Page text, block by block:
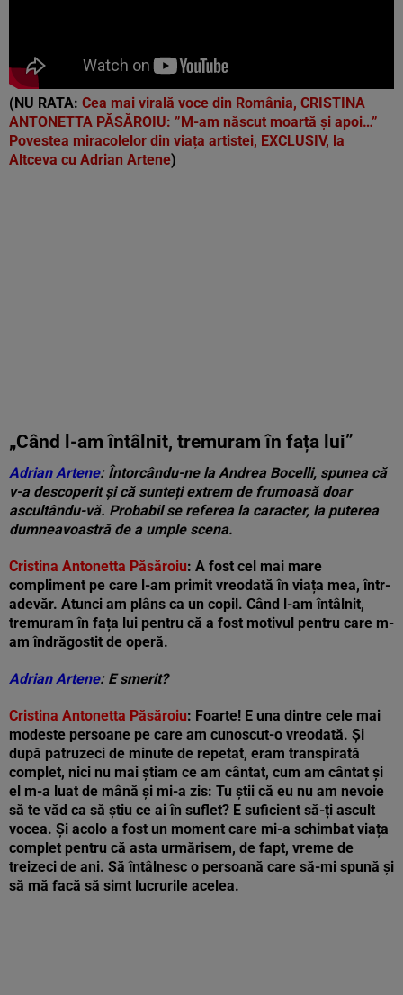
(NU RATA: Cea mai virală voce din România, CRISTINA
ANTONETTA PĂSĂROIU: ”M-am născut moartă și apoi…”
Povestea miracolelor din viața artistei, EXCLUSIV, la
Altceva cu Adrian Artene)
„Când l-am întâlnit, tremuram în fața lui”
Adrian Artene: Întorcându-ne la Andrea Bocelli, spunea că
v-a descoperit și că sunteți extrem de frumoasă doar
ascultându-vă. Probabil se referea la caracter, la puterea
dumneavoastră de a umple scena.
Cristina Antonetta Păsăroiu: A fost cel mai mare
compliment pe care l-am primit vreodată în viața mea, într-
adevăr. Atunci am plâns ca un copil. Când l-am întâlnit,
tremuram în fața lui pentru că a fost motivul pentru care m-
am îndrăgostit de operă.
Adrian Artene: E smerit?
Cristina Antonetta Păsăroiu: Foarte! E una dintre cele mai
modeste persoane pe care am cunoscut-o vreodată. Și
după patruzeci de minute de repetat, eram transpirată
complet, nici nu mai știam ce am cântat, cum am cântat și
el m-a luat de mână și mi-a zis: Tu știi că eu nu am nevoie
să te văd ca să știu ce ai în suflet? E suficient să-ți ascult
vocea. Și acolo a fost un moment care mi-a schimbat viața
complet pentru că asta urmărisem, de fapt, vreme de
treizeci de ani. Să întâlnesc o persoană care să-mi spună și
să mă facă să simt lucrurile acelea.